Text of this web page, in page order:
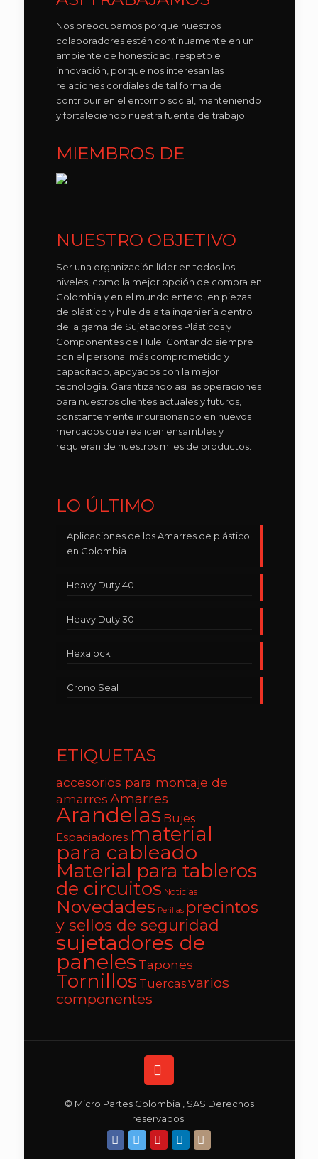
Nos preocupamos porque nuestros
colaboradores estén continuamente en un
ambiente de honestidad, respeto e
innovación, porque nos interesan las
relaciones cordiales de tal forma de
contribuir en el entorno social, manteniendo
y fortaleciendo nuestra fuente de trabajo.
MIEMBROS DE
NUESTRO OBJETIVO
Ser una organización líder en todos los
niveles, como la mejor opción de compra en
Colombia y en el mundo entero, en piezas
de plástico y hule de alta ingeniería dentro
de la gama de Sujetadores Plásticos y
Componentes de Hule. Contando siempre
con el personal más comprometido y
capacitado, apoyados con la mejor
tecnología. Garantizando asi las operaciones
para nuestros clientes actuales y futuros,
constantemente incursionando en nuevos
mercados que realicen ensambles y
requieran de nuestros miles de productos.
LO ÚLTIMO
Aplicaciones de los Amarres de plástico
en Colombia
Heavy Duty 40
Heavy Duty 30
Hexalock
Crono Seal
ETIQUETAS
accesorios para montaje de
amarresAmarres
Arandelas Bujes
Espaciadores material
para cableado
Material para tableros
de circuitos Noticias
Novedades Perillas precintos
y sellos de seguridad
sujetadores de
paneles Tapones
Tornillos Tuercasvarios
componentes
© Micro Partes Colombia , SAS Derechos
reservados.